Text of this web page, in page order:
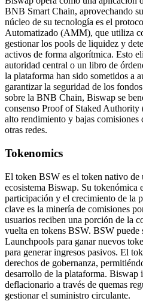
BNB Smart Chain, aprovechando
núcleo de su tecnología es el
Automatizado (AMM), que utiliza
gestionar los pools de liquidez y
activos de forma algorítmica. Esto
autoridad central o un libro de
la plataforma han sido sometidos a
garantizar la seguridad de los
sobre la BNB Chain, Biswap se
consenso Proof of Staked
alto rendimiento y bajas comisiones
otras redes.
Tokenomics
El token BSW es el token nativo de
ecosistema Biswap. Su tokenómica
participación y el crecimiento de la
clave es la minería de comisiones
usuarios reciben una porción de la
vuelta en tokens BSW. BSW puede
Launchpools para ganar nuevos
para generar ingresos pasivos. El
derechos de gobernanza,
desarrollo de la plataforma. Biswap
deflacionario a través de quemas
gestionar el suministro circulante.